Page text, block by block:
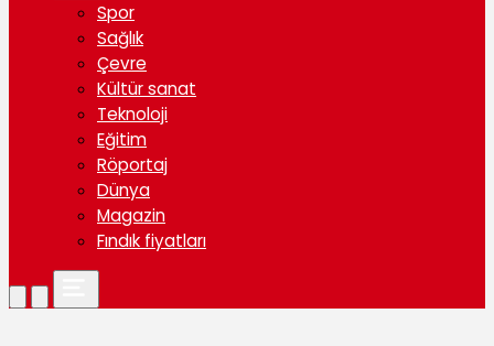
Spor
Sağlık
Çevre
Kültür sanat
Teknoloji
Eğitim
Röportaj
Dünya
Magazin
Fındık fiyatları